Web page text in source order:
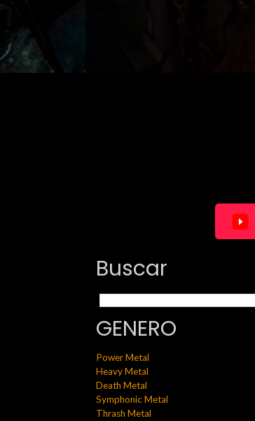
Buscar
GENERO
Power Metal
Heavy Metal
Death Metal
Symphonic Metal
Thrash Metal